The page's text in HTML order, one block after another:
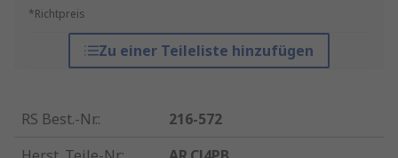
*Richtpreis
Zu einer Teileliste hinzufügen
RS Best.-Nr.:
216-572